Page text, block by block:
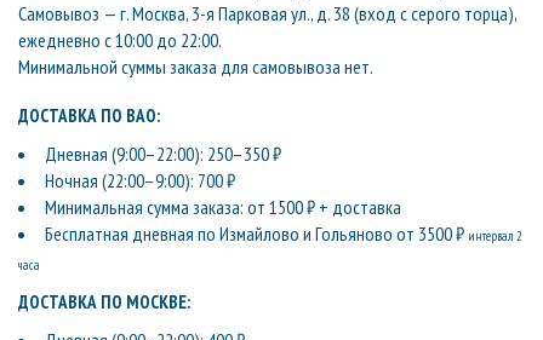
Самовывоз — г. Москва, 3-я Парковая ул., д. 38 (вход с серого торца),
ежедневно с 10:00 до 22:00.
Минимальной суммы заказа для самовывоза нет.
ДОСТАВКА ПО ВАО:
Дневная (9:00–22:00): 250–350 ₽
Ночная (22:00–9:00): 700 ₽
Минимальная сумма заказа: от 1500 ₽ + доставка
Бесплатная дневная по Измайлово и Гольяново от 3500 ₽ интервал 2
часа
ДОСТАВКА ПО МОСКВЕ: